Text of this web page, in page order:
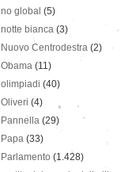
no global (5)
notte bianca (3)
Nuovo Centrodestra (2)
Obama (11)
olimpiadi (40)
Oliveri (4)
Pannella (29)
Papa (33)
Parlamento (1.428)